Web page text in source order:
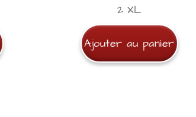
2 XL
Ajouter au panier